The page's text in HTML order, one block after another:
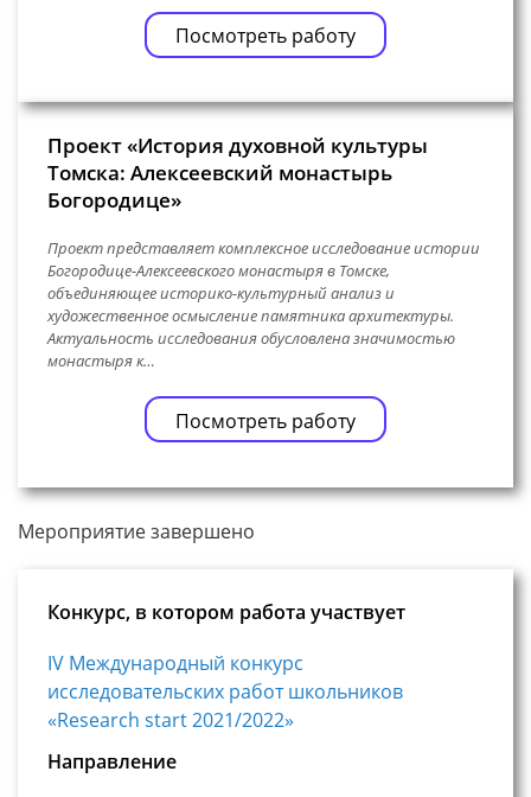
Посмотреть работу
Проект «История духовной культуры
Томска: Алексеевский монастырь
Богородице»
Проект представляет комплексное исследование истории
Богородице-Алексеевского монастыря в Томске,
объединяющее историко-культурный анализ и
художественное осмысление памятника архитектуры.
Актуальность исследования обусловлена значимостью
монастыря к…
Посмотреть работу
Мероприятие завершено
Конкурс, в котором работа участвует
IV Международный конкурс
исследовательских работ школьников
«Research start 2021/2022»
Направление